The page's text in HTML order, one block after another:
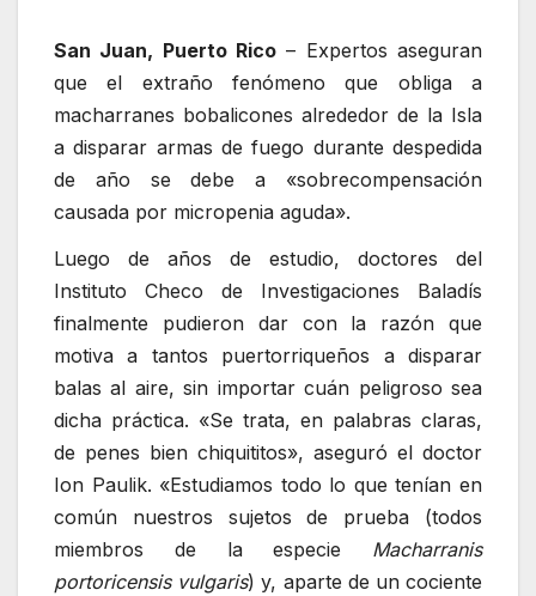
San Juan, Puerto Rico – Expertos aseguran
que el extraño fenómeno que obliga a
macharranes bobalicones alrededor de la Isla
a disparar armas de fuego durante despedida
de año se debe a «sobrecompensación
causada por micropenia aguda».
Luego de años de estudio, doctores del
Instituto Checo de Investigaciones Baladís
finalmente pudieron dar con la razón que
motiva a tantos puertorriqueños a disparar
balas al aire, sin importar cuán peligroso sea
dicha práctica. «Se trata, en palabras claras,
de penes bien chiquititos», aseguró el doctor
Ion Paulik. «Estudiamos todo lo que tenían en
común nuestros sujetos de prueba (todos
miembros de la especie Macharranis
portoricensis vulgaris) y, aparte de un cociente